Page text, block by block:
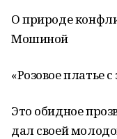
О природе
Мошиной
«Розовое платье
Это обидное
дал своей